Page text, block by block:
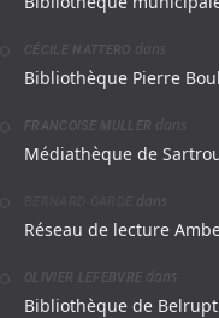
CÉCILE NATTERO dans
Bibliothèque Pierre
FRANCOISE MULLER dans
Médiathèque de
dans
Réseau de lecture
OLIVIER LEFEBVRE dans
Bibliothèque de